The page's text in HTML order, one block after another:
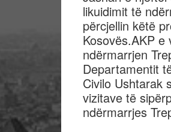
likuidimit të
përcjellin këtë
Kosovës.AKP
ndërmarrjen
Departamentit
Civilo Ushtarak
vizitave të
ndërmarrjes